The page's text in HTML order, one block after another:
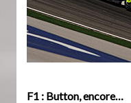
F1 : Button, encore…